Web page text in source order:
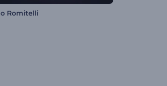
Romitelli